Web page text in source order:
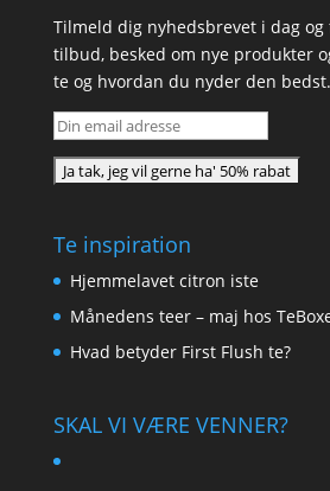
Tilmeld dig nyhedsbrevet i dag
tilbud, besked om nye produkter
te og hvordan du nyder den bedst.
Te inspiration
Hjemmelavet citron iste
Månedens teer – maj hos
Hvad betyder First Flush te?
SKAL VI VÆRE VENNER?